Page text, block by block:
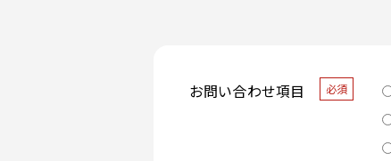
お問い合わせ項目 必須